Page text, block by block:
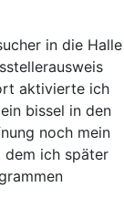
in die Halle
aktivierte ich
bissel in den
noch mein
dem ich später